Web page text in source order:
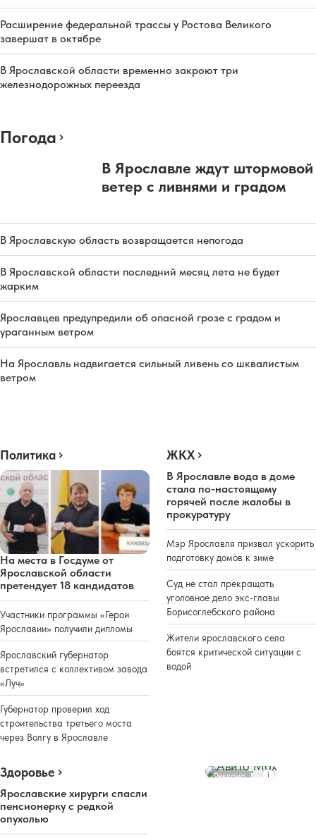
Расширение федеральной трассы у Ростова Великого
завершат в октябре
В Ярославской области временно закроют три
железнодорожных переезда
Погода
В Ярославле ждут штормовой
ветер с ливнями и градом
В Ярославскую область возвращается непогода
В Ярославской области последний месяц лета не будет
жарким
Ярославцев предупредили об опасной грозе с градом и
ураганным ветром
На Ярославль надвигается сильный ливень со шквалистым
ветром
Политика
На места в Госдуме от
Ярославской области
претендует 18 кандидатов
Участники программы «Герои
Ярославии» получили дипломы
Ярославский губернатор
встретился с коллективом завода
«Луч»
Губернатор проверил ход
строительства третьего моста
через Волгу в Ярославле
ЖКХ
В Ярославле вода в доме
стала по-настоящему
горячей после жалобы в
прокуратуру
Мэр Ярославля призвал ускорить
подготовку домов к зиме
Суд не стал прекращать
уголовное дело экс-главы
Борисоглебского района
Жители ярославского села
боятся критической ситуации с
водой
Здоровье
Ярославские хирурги спасли
пенсионерку с редкой
опухолью
Реклама